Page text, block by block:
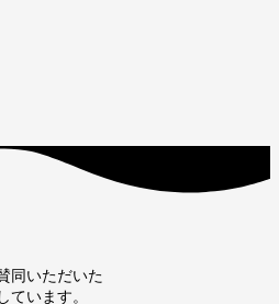
同いただいた
ています。